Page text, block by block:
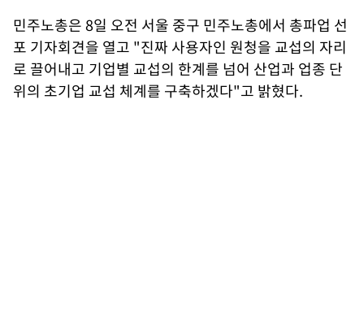
민주노총은 8일 오전 서울 중구 민주노총에서 총파업 선
포 기자회견을 열고 "진짜 사용자인 원청을 교섭의 자리
로 끌어내고 기업별 교섭의 한계를 넘어 산업과 업종 단
위의 초기업 교섭 체계를 구축하겠다"고 밝혔다.